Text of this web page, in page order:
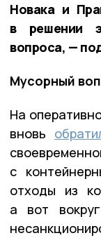
Новака и
в решении
вопроса, —
Мусорный
На
вновь
с
отходы из
а вот